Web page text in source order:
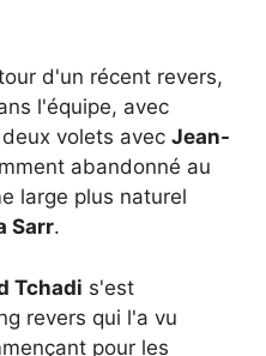
d'un récent revers,
l'équipe, avec
volets avec Jean-
abandonné au
large plus naturel
Sarr.
Tchadi s'est
revers qui l'a vu
pour les